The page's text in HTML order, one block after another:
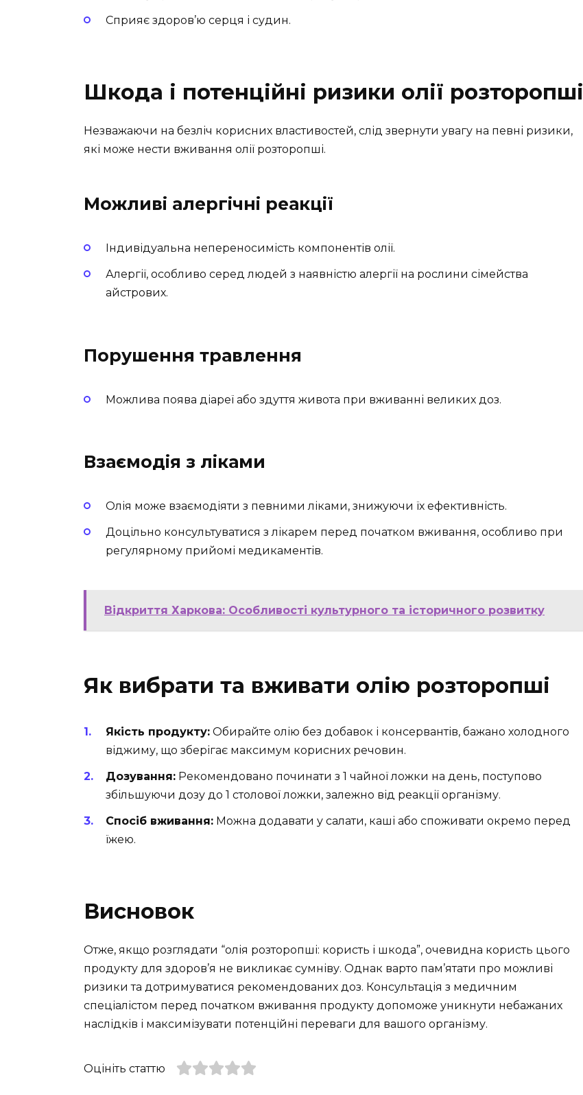
Сприяє здоров’ю серця і судин.
Шкода і потенційні ризики олії розторопші
Незважаючи на безліч корисних властивостей, слід звернути увагу на певні ризики,
які може нести вживання олії розторопші.
Можливі алергічні реакції
Індивідуальна непереносимість компонентів олії.
Алергії, особливо серед людей з наявністю алергії на рослини сімейства
айстрових.
Порушення травлення
Можлива поява діареї або здуття живота при вживанні великих доз.
Взаємодія з ліками
Олія може взаємодіяти з певними ліками, знижуючи їх ефективність.
Доцільно консультуватися з лікарем перед початком вживання, особливо при
регулярному прийомі медикаментів.
Відкриття Харкова: Особливості культурного та історичного розвитку
Як вибрати та вживати олію розторопші
Якість продукту: Обирайте олію без добавок і консервантів, бажано холодного
віджиму, що зберігає максимум корисних речовин.
Дозування: Рекомендовано починати з 1 чайної ложки на день, поступово
збільшуючи дозу до 1 столової ложки, залежно від реакції організму.
Спосіб вживання: Можна додавати у салати, каші або споживати окремо перед
їжею.
Висновок
Отже, якщо розглядати “олія розторопші: користь і шкода”, очевидна користь цього
продукту для здоров’я не викликає сумніву. Однак варто пам’ятати про можливі
ризики та дотримуватися рекомендованих доз. Консультація з медичним
спеціалістом перед початком вживання продукту допоможе уникнути небажаних
наслідків і максимізувати потенційні переваги для вашого організму.
Оцініть статтю